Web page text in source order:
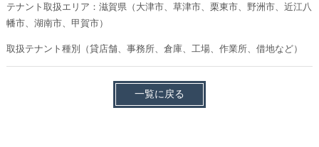
テナント取扱エリア：滋賀県（大津市、草津市、栗東市、野洲市、近江八
幡市、湖南市、甲賀市）
取扱テナント種別（貸店舗、事務所、倉庫、工場、作業所、借地など）
一覧に戻る